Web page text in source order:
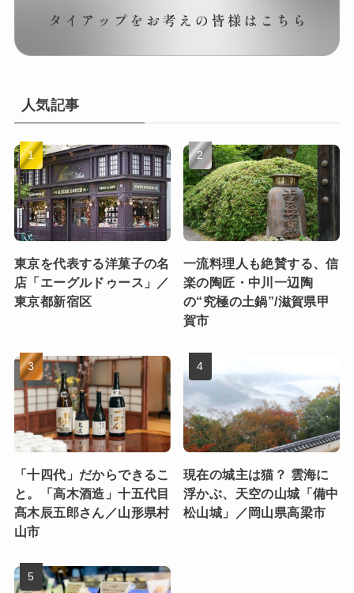
人気記事
東京を代表する洋菓子の名
店「エーグルドゥース」／
東京都新宿区
一流料理人も絶賛する、信
楽の陶匠・中川一辺陶
の“究極の土鍋”/滋賀県甲
賀市
「十四代」だからできるこ
と。「高木酒造」十五代目
髙木辰五郎さん／山形県村
山市
現在の城主は猫？ 雲海に
浮かぶ、天空の山城「備中
松山城」／岡山県高梁市